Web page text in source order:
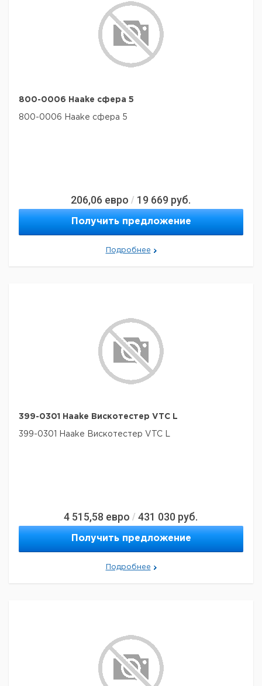
800-0006 Haake сфера 5
800-0006 Haake сфера 5
206,06 евро / 19 669 руб.
Получить предложение
Подробнее
399-0301 Haake Вискотестер VTC L
399-0301 Haake Вискотестер VTC L
4 515,58 евро / 431 030 руб.
Получить предложение
Подробнее